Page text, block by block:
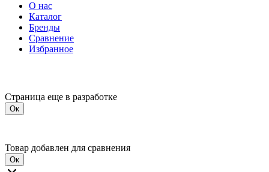
О нас
Каталог
Бренды
Сравнение
Избранное
Страница еще в разработке
Ок
Товар добавлен для сравнения
Ок